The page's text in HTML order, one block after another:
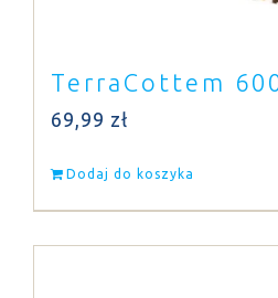
TerraCottem
69,99 zł
Dodaj do koszyka